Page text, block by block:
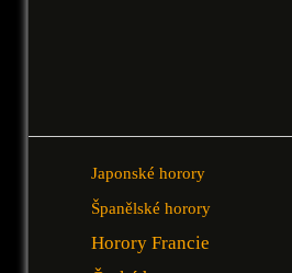
Japonské horory
Španělské horory
Horory Francie